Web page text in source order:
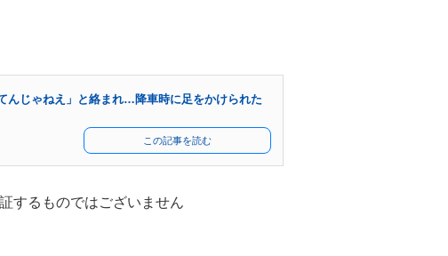
んじゃねえ」と絡まれ…降車時に足をかけられた
この記事を読む
するものではございません